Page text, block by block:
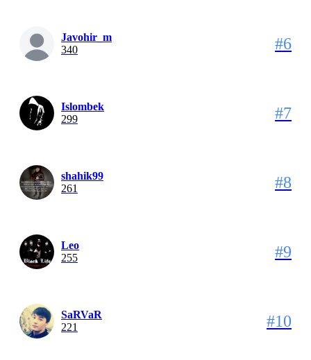
Javohir_m
340
#6
Islombek
299
#7
shahik99
261
#8
Leo
255
#9
SaRVaR
221
#10